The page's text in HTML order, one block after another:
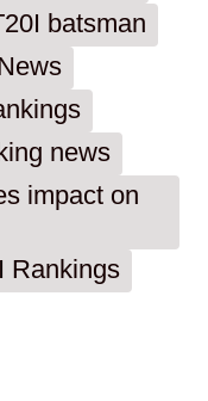
batsman
news
impact on
Rankings